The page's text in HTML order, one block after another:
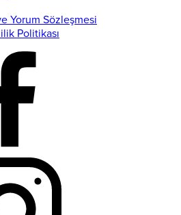
Yorum Sözleşmesi
Politikası